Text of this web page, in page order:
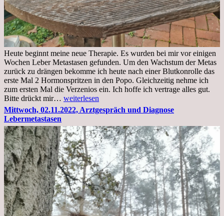
Heute beginnt meine neue Therapie. Es wurden bei mir vor einigen
Wochen Leber Metastasen gefunden. Um den Wachstum der Metas
zurück zu drängen bekomme ich heute nach einer Blutkonrolle das
erste Mal 2 Hormonspritzen in den Popo. Gleichzeitig nehme ich
zum ersten Mal die Verzenios ein. Ich hoffe ich vertrage alles gut.
Bitte drückt mir… Mittwoch,
09.11.2022
weiterlesen
Mittwoch, 02.11.2022, Arztgespräch und Diagnose
Lebermetastasen